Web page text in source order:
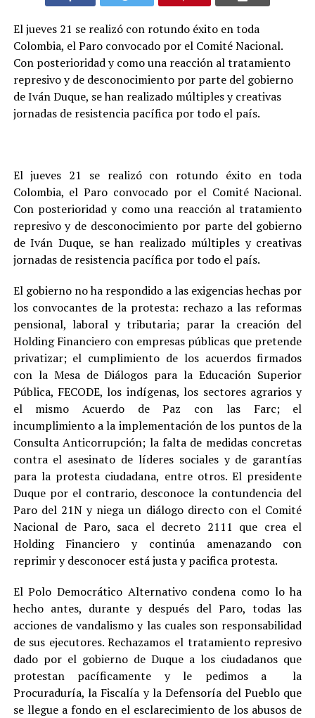
El jueves 21 se realizó con rotundo éxito en toda
Colombia, el Paro convocado por el Comité Nacional.
Con posterioridad y como una reacción al tratamiento
represivo y de desconocimiento por parte del gobierno
de Iván Duque, se han realizado múltiples y creativas
jornadas de resistencia pacífica por todo el país.
El jueves 21 se realizó con rotundo éxito en toda
Colombia, el Paro convocado por el Comité Nacional.
Con posterioridad y como una reacción al tratamiento
represivo y de desconocimiento por parte del gobierno
de Iván Duque, se han realizado múltiples y creativas
jornadas de resistencia pacífica por todo el país.
El gobierno no ha respondido a las exigencias hechas por
los convocantes de la protesta: rechazo a las reformas
pensional, laboral y tributaria; parar la creación del
Holding Financiero con empresas públicas que pretende
privatizar; el cumplimiento de los acuerdos firmados
con la Mesa de Diálogos para la Educación Superior
Pública, FECODE, los indígenas, los sectores agrarios y
el mismo Acuerdo de Paz con las Farc; el
incumplimiento a la implementación de los puntos de la
Consulta Anticorrupción; la falta de medidas concretas
contra el asesinato de líderes sociales y de garantías
para la protesta ciudadana, entre otros. El presidente
Duque por el contrario, desconoce la contundencia del
Paro del 21N y niega un diálogo directo con el Comité
Nacional de Paro, saca el decreto 2111 que crea el
Holding Financiero y continúa amenazando con
reprimir y desconocer está justa y pacifica protesta.
El Polo Democrático Alternativo condena como lo ha
hecho antes, durante y después del Paro, todas las
acciones de vandalismo y las cuales son responsabilidad
de sus ejecutores. Rechazamos el tratamiento represivo
dado por el gobierno de Duque a los ciudadanos que
protestan pacíficamente y le pedimos a la
Procuraduría, la Fiscalía y la Defensoría del Pueblo que
se llegue a fondo en el esclarecimiento de los abusos de